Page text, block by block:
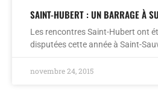
SAINT-HUBERT : UN BARRAGE À
Les rencontres Saint-Hubert ont
disputées cette année à Saint-
novembre 24, 2015